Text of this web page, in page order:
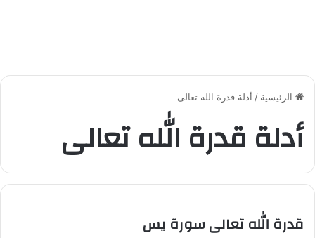
الرئيسية / أدلة قدرة الله تعالى
أدلة قدرة الله تعالى
قدرة الله تعالى سورة يس